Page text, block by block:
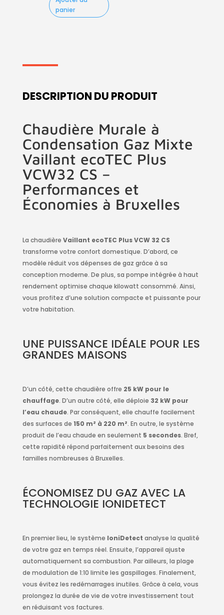
panier
DESCRIPTION DU PRODUIT
Chaudière Murale à
Condensation Gaz Mixte
Vaillant ecoTEC Plus
VCW32 CS –
Performances et
Économies à Bruxelles
La chaudière Vaillant ecoTEC Plus VCW 32 CS
transforme votre confort domestique. D’abord, ce
modèle réduit vos dépenses de gaz grâce à sa
conception moderne. De plus, sa pompe intégrée à haut
rendement optimise chaque kilowatt consommé. Ainsi,
vous profitez d’une solution compacte et puissante pour
votre habitation.
UNE PUISSANCE IDÉALE POUR LES
GRANDES MAISONS
D’un côté, cette chaudière offre 25 kW pour le
chauffage. D’un autre côté, elle déploie 32 kW pour
l’eau chaude. Par conséquent, elle chauffe facilement
des surfaces de 150 m² à 220 m². En outre, le système
produit de l’eau chaude en seulement 5 secondes. Bref,
cette rapidité répond parfaitement aux besoins des
familles nombreuses à Bruxelles.
ÉCONOMISEZ DU GAZ AVEC LA
TECHNOLOGIE IONIDETECT
En premier lieu, le système IoniDetect analyse la qualité
de votre gaz en temps réel. Ensuite, l’appareil ajuste
automatiquement sa combustion. Par ailleurs, la plage
de modulation de 1:10 limite les gaspillages. Finalement,
vous évitez les redémarrages inutiles. Grâce à cela, vous
prolongez la durée de vie de votre investissement tout
en réduisant vos factures.